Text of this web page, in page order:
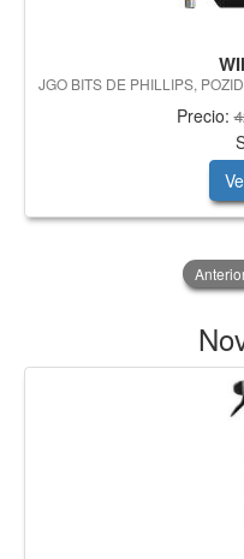
JGO BITS DE PHILLIPS,
Precio: